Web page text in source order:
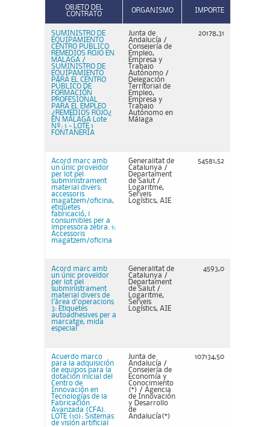
OBJETO DEL
CONTRATO
ORGANISMO IMPORTE
SUMINISTRO DE
EQUIPAMIENTO
CENTRO PUBLICO
REMEDIOS ROJO EN
MALAGA /
SUMINISTRO DE
EQUIPAMIENTO
PARA EL CENTRO
PÚBLICO DE
FORMACIÓN
PROFESIONAL
PARA EL EMPLEO
¿REMEDIOS ROJO¿
EN MÁLAGA Lote
Nº: 1 - LOTE 1
FONTANERÍA
Junta de
Andalucía /
Consejería de
Empleo,
Empresa y
Trabajo
Autónomo /
Delegación
Territorial de
Empleo,
Empresa y
Trabajo
Autónomo en
Málaga
20178,31
Acord marc amb
un únic proveïdor
per lot pel
subministrament
material divers:
accessoris
magatzem/oficina,
etiquetes
fabricació, i
consumibles per a
impressora zebra. 1:
Accessoris
magatzem/oficina
Generalitat de
Catalunya /
Departament
de Salut /
Logaritme,
Serveis
Logístics, AIE
54581,52
Acord marc amb
un únic proveïdor
per lot pel
subministrament
material divers de
l'àrea d'operacions
3: Etiquetes
autoadhesives per a
marcatge, mida
especial
Generalitat de
Catalunya /
Departament
de Salut /
Logaritme,
Serveis
Logístics, AIE
4593,0
Acuerdo marco
para la adquisición
de equipos para la
dotación inicial del
Centro de
Innovación en
Tecnologías de la
Fabricación
Avanzada (CFA).
LOTE (10): Sistemas
de visión artificial
Junta de
Andalucía /
Consejería de
Economía y
Conocimiento
(*) / Agencia
de Innovación
y Desarrollo
de
Andalucía(*)
107134,50